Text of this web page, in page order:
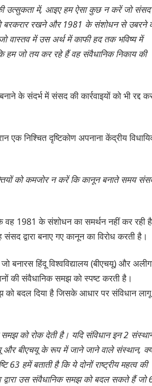
उत्सुकता में, आइए हम ऐसा कुछ न करें जो संसद
बरकरार रखने और 1981 के संशोधन से उबरने
वास्तव में उस अर्थ में काफी हद तक भविष्य में
हम जो तय कर रहे हैं वह संवैधानिक निकाय की
के संदर्भ में संसद की कार्रवाइयों को भी रद्द
निश्चित दृष्टिकोण अपनाना केंद्रीय
को कमजोर न करें कि कानून बनाते समय
वह 1981 के संशोधन का समर्थन नहीं कर रही है
द्वारा बनाए गए कानून का विरोध करती है।
बनारस हिंदू विश्वविद्यालय (बीएचयू) और
की संवैधानिक समझ को स्पष्ट करती है।
बदल दिया है जिसके आधार पर संविधान लागू
को रोक देती है। यदि संविधान इन 2
और बीएचयू के रूप में जाने जाने वाले संस्थान,
हमें बताती है कि ये दोनों राष्ट्रीय महत्व की
द्वारा उस संवैधानिक समझ को बदल सकते हैं जो